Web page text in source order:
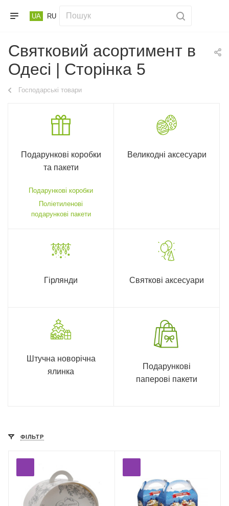
UA RU
Святковий асортимент в
Одесі | Сторінка 5
Господарські товари
Подарункові коробки
та пакети
Подарункові коробки
Поліетиленові
подарункові пакети
Великодні аксесуари
Гірлянди Святкові аксесуари
Штучна новорічна
ялинка
Подарункові
паперові пакети
ФІЛЬТР